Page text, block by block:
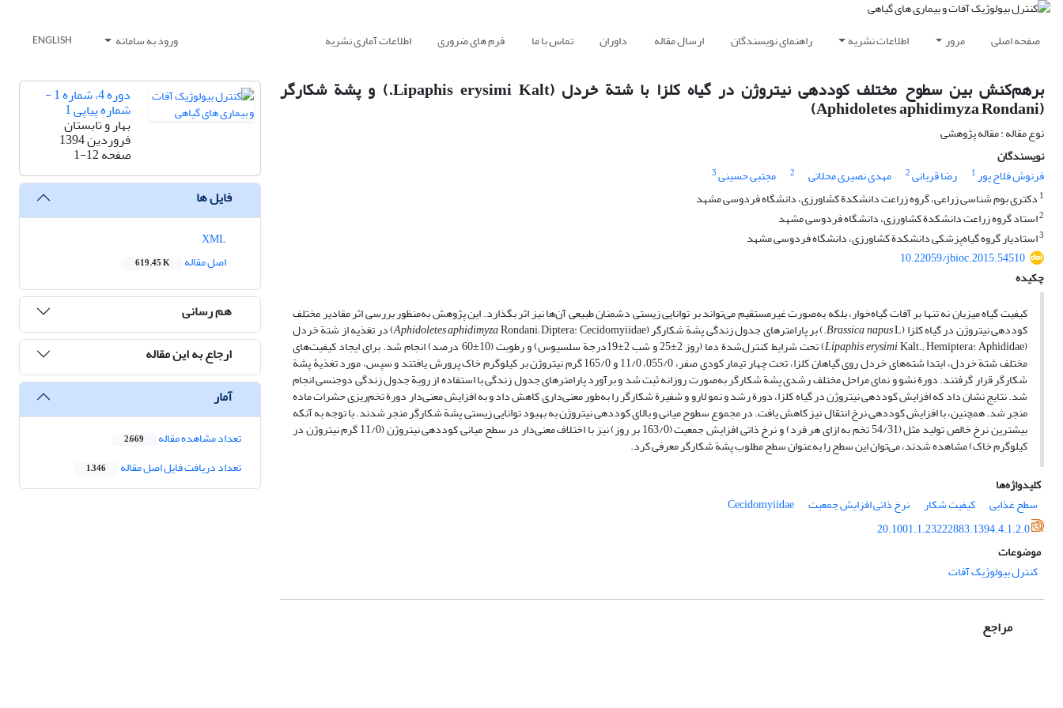
صفحه اصلی مرور اطلاعات نشریه راهنمای نویسندگان ارسال مقاله داوران تماس با ما فرم های ضروری اطلاعات آماری نشریه ورود به سامانه ENGLISH
برهم‌کنش بین سطوح مختلف کوددهی نیتروژن در گیاه کلزا با شتة ‌خردل (Lipaphis erysimi Kalt.) و پشة شکارگر
(Aphidoletes aphidimyza Rondani)
نوع مقاله : مقاله پژوهشی
نویسندگان
فرنوش فلاح پور1 رضا قربانی2 مهدی نصیری محلاتی 2 مجتبی حسینی3
1 دکتری بوم شناسی زراعی، گروه زراعت دانشکدة کشاورزی، دانشگاه فردوسی مشهد
2استاد گروه زراعت دانشکدة کشاورزی، دانشگاه فردوسی مشهد
3استادیار گروه گیاه‌پزشکی دانشکدة کشاورزی، دانشگاه فردوسی مشهد
10.22059/jbioc.2015.54510
چکیده
کیفیت گیاه میزبان نه تنها بر آفات گیاه‌خوار، بلکه به‌صورت غیرمستقیم می‌تواند بر توانایی زیستی دشمنان طبیعی آن‌ها نیز اثر بگذارد. این پژوهش به‌منظور بررسی اثر مقادیر مختلف
کوددهی نیتروژن در گیاه کلزا ( Brassica napusL.) بر پارامترهای جدول زندگی پشة شکارگر ( Aphidoletes aphidimyzaRondani; Diptera: Cecidomyiidae) در تغذیه از شتة خردل
(
Lipaphis erysimi Kalt.; Hemiptera: Aphididae) تحت شرایط کنترل‌شدة دما (روز 2±25 و شب 2±19درجة سلسیوس) و رطوبت (10±60 درصد) انجام شد. برای ایجاد کیفیت‌های
مختلف شتة خردل، ابتدا شته‌های خردل روی گیاهان کلزا، تحت چهار تیمار کودی صفر، 055/0، 11/0 و 165/0 گرم نیتروژن بر کیلوگرم خاک پرورش یافتند و سپس، مورد تغذیۀ پشة
شکارگر قرار گرفتند. دورة نشو و نمای مراحل مختلف رشدی پشة شکارگر به‌صورت روزانه ثبت شد و برآورد پارامترهای جدول زندگی با استفاده از رویة جدول زندگی دوجنسی انجام
شد. نتایج نشان داد که افزایش کوددهی نیتروژن در گیاه کلزا، دورة رشد و نمو لارو و شفیرة شکارگر را به‌طور معنی‌داری کاهش داد و به افزایش معنی‌دار دورة تخم‌ریزی حشرات ماده
منجر شد. همچنین، با افزایش کوددهی نرخ انتقال نیز کاهش یافت. در مجموع سطوح میانی و بالای کوددهی نیتروژن به بهبود توانایی زیستی پشة شکارگر منجر شدند. با توجه به آنکه
بیشترین نرخ خالص تولید مثل (54/31 تخم به ازای هر فرد) و نرخ ذاتی افزایش جمعیت (163/0 بر روز) نیز با اختلاف معنی‌دار در سطح میانی کوددهی نیتروژن (11/0 گرم نیتروژن در
کیلوگرم خاک) مشاهده شدند، می‌توان این سطح را به‌عنوان سطح مطلوب پشة شکارگر معرفی کرد.
کلیدواژه‌ها
سطح غذایی
کیفیت شکار نرخ ذاتی افزایش جمعیت
Cecidomyiidae
20.1001.1.23222883.1394.4.1.2.0
موضوعات
کنترل بیولوژیک آفات
مراجع
دوره 4، شماره 1 -
شماره پیاپی 1
بهار و تابستان
فروردین 1394
صفحه1-12
فایل ها
اصل مقاله
619.45 K
هم رسانی
ارجاع به این مقاله
آمار
تعداد مشاهده مقاله 2,669
تعداد دریافت فایل اصل مقاله 1,346